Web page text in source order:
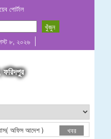
পোর্টাল
৮, ২০২৬
ফরিদপুর
অফিস আদেশ ) E-Tender
খবর